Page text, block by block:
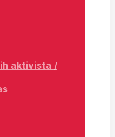
aktivista /